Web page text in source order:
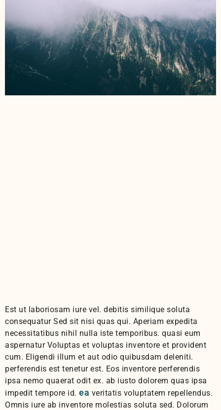
Est ut laboriosam iure vel. debitis similique soluta
consequatur Sed sit nisi quas qui. Aperiam expedita
necessitatibus nihil nulla iste temporibus. quasi eum
aspernatur Voluptas et voluptas inventore et provident
cum. Eligendi illum et aut odio quibusdam deleniti.
perferendis est tenetur est. Eos inventore perferendis
ipsa nemo quaerat odit ex. ab iusto dolorem quas ipsa
impedit tempore id. ea veritatis voluptatem repellendus.
Omnis iure ab inventore molestias soluta sed. Dolorum